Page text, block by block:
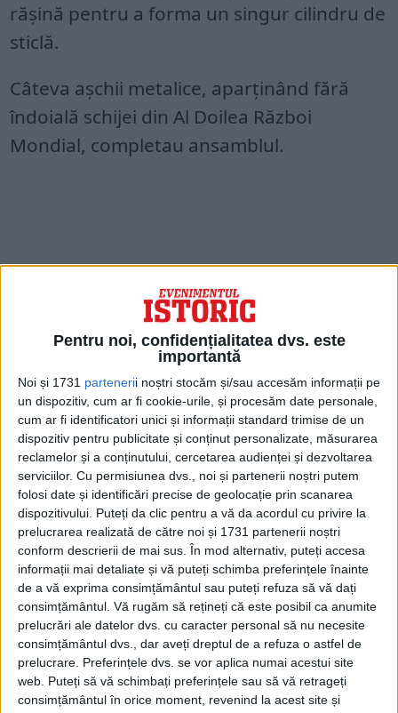
Pentru noi, confidențialitatea dvs. este
importantă
Noi și 1731 partenerii noștri stocăm și/sau accesăm informații pe
un dispozitiv, cum ar fi cookie-urile, și procesăm date personale,
cum ar fi identificatori unici și informații standard trimise de un
dispozitiv pentru publicitate și conținut personalizate, măsurarea
reclamelor și a conținutului, cercetarea audienței și dezvoltarea
serviciilor. Cu permisiunea dvs., noi și partenerii noștri putem
folosi date și identificări precise de geolocație prin scanarea
dispozitivului. Puteți da clic pentru a vă da acordul cu privire la
prelucrarea realizată de către noi și 1731 partenerii noștri
conform descrierii de mai sus. În mod alternativ, puteți accesa
informații mai detaliate și vă puteți schimba preferințele înainte
de a vă exprima consimțământul sau puteți refuza să vă dați
consimțământul. Vă rugăm să rețineți că este posibil ca anumite
prelucrări ale datelor dvs. cu caracter personal să nu necesite
consimțământul dvs., dar aveți dreptul de a refuza o astfel de
prelucrare. Preferințele dvs. se vor aplica numai acestui site
web. Puteți să vă schimbați preferințele sau să vă retrageți
consimțământul în orice moment, revenind la acest site și
rășină pentru a forma un singur cilindru de
sticlă.
Câteva așchii metalice, aparținând fără
îndoială schijei din Al Doilea Război
Mondial, completau ansamblul.
În ciuda străpungerii unei părți a capsulei
și a deteriorării unui document sau două,
mediul anaerob a fost păstrat, fapt care a
permis buna conservare a documentelor
din interior, bine presate unele de altele.
Descoperirea și deschiderea acestui obiect
vechi de aproape două secole au
reprezentat un moment emoționant
pentru personalul catedralei.
Pecetluită și închisă în cruce pe 19 august